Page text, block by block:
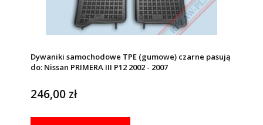
Dywaniki samochodowe TPE (gumowe) czarne pasują
do: Nissan PRIMERA III P12 2002 - 2007
246,00 zł